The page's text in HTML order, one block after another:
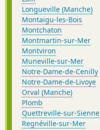
Longueville (Manche)
Montaigu-les-Bois
Montchaton
Montmartin-sur-Mer
Montviron
Muneville-sur-Mer
Notre-Dame-de-Cenilly
Notre-Dame-de-Livoye
Orval (Manche)
Plomb
Quettreville-sur-Sienne
Regnéville-sur-Mer